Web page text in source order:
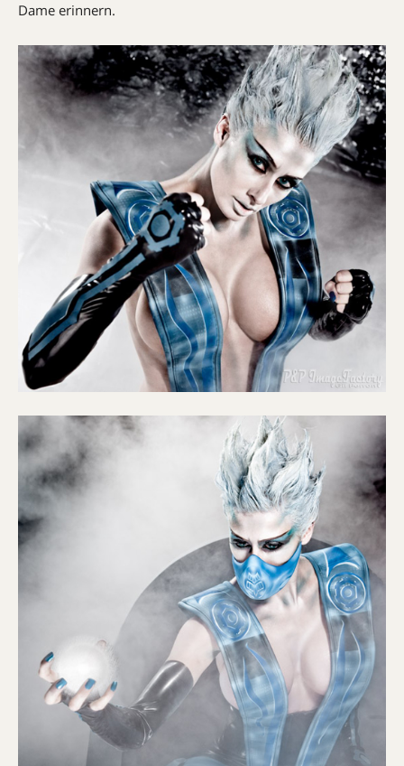
Dame erinnern.